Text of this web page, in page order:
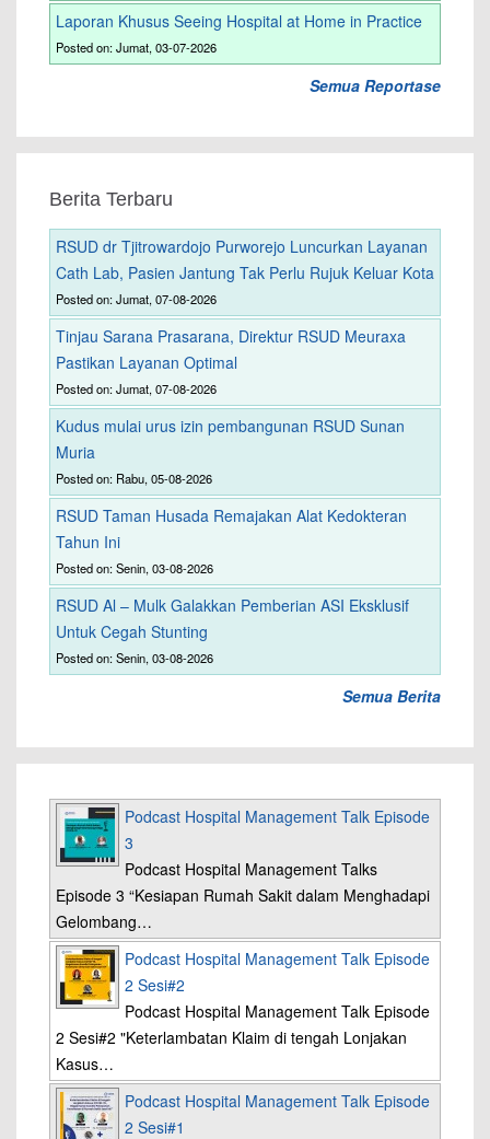
Laporan Khusus Seeing Hospital at Home in Practice
Posted on: Jumat, 03-07-2026
Semua Reportase
Berita Terbaru
RSUD dr Tjitrowardojo Purworejo Luncurkan Layanan
Cath Lab, Pasien Jantung Tak Perlu Rujuk Keluar Kota
Posted on: Jumat, 07-08-2026
Tinjau Sarana Prasarana, Direktur RSUD Meuraxa
Pastikan Layanan Optimal
Posted on: Jumat, 07-08-2026
Kudus mulai urus izin pembangunan RSUD Sunan
Muria
Posted on: Rabu, 05-08-2026
RSUD Taman Husada Remajakan Alat Kedokteran
Tahun Ini
Posted on: Senin, 03-08-2026
RSUD Al – Mulk Galakkan Pemberian ASI Eksklusif
Untuk Cegah Stunting
Posted on: Senin, 03-08-2026
Semua Berita
Podcast Hospital Management Talk Episode
3
Podcast Hospital Management Talks
Episode 3 “Kesiapan Rumah Sakit dalam Menghadapi
Gelombang…
Podcast Hospital Management Talk Episode
2 Sesi#2
Podcast Hospital Management Talk Episode
2 Sesi#2 "Keterlambatan Klaim di tengah Lonjakan
Kasus…
Podcast Hospital Management Talk Episode
2 Sesi#1